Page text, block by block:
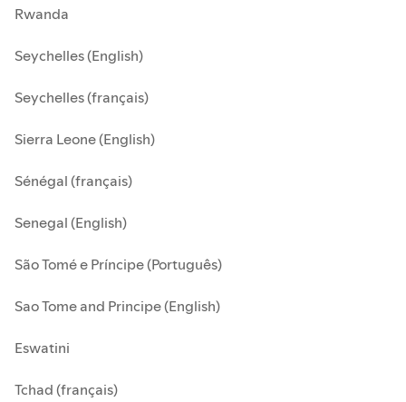
Rwanda
Seychelles (English)
Seychelles (français)
Sierra Leone (English)
Sénégal (français)
Senegal (English)
São Tomé e Príncipe (Português)
Sao Tome and Principe (English)
Eswatini
Tchad (français)